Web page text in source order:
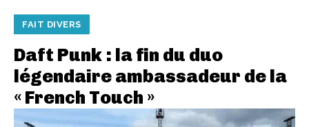
FAIT DIVERS
Daft Punk : la fin du duo
légendaire ambassadeur de la
« French Touch »